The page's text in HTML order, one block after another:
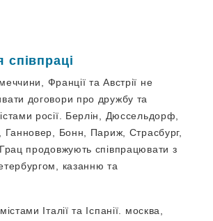
Франції та Австрії не
договори про дружбу та
росії. Берлін, Дюссельдорф,
Ганновер, Бонн, Париж, Страсбург,
продовжують співпрацювати з
казанню та
Італії та Іспанії. москва,